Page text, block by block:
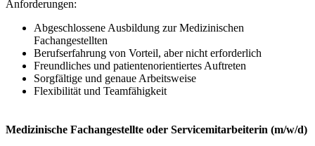
Anforderungen:
Abgeschlossene Ausbildung zur Medizinischen
Fachangestellten
Berufserfahrung von Vorteil, aber nicht erforderlich
Freundliches und patientenorientiertes Auftreten
Sorgfältige und genaue Arbeitsweise
Flexibilität und Teamfähigkeit
Medizinische Fachangestellte oder Servicemitarbeiterin (m/w/d)